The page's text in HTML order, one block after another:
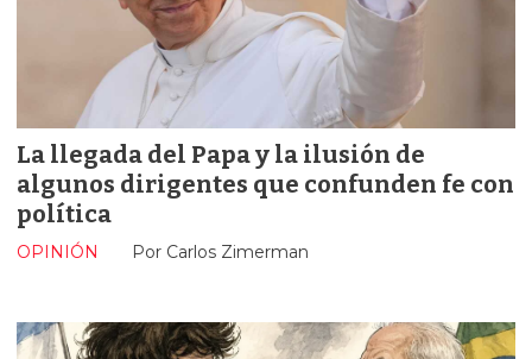
La llegada del Papa y la ilusión de
algunos dirigentes que confunden fe con
política
Por Carlos Zimerman
OPINIÓN